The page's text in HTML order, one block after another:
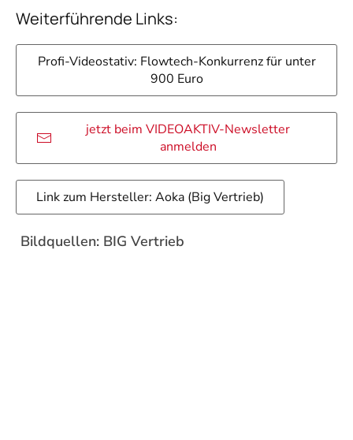
Weiterführende Links:
Profi-Videostativ: Flowtech-Konkurrenz für unter
900 Euro
jetzt beim VIDEOAKTIV-Newsletter
anmelden
Link zum Hersteller: Aoka (Big Vertrieb)
Bildquellen: BIG Vertrieb